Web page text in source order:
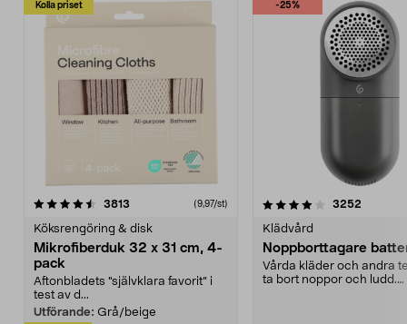
Kolla priset
3813 (9,97/st)
Köksrengöring & disk
Mikrofiberduk 32 x 31 cm, 4-
pack
Aftonbladets "självklara favorit” i
test av d...
Utförande: Grå/beige
-25%
4.0av 5 stjärnor 3252
Klädvård
Noppborttagare
Vårda kläder och andra
ta bort noppor och ludd.
4.5av 5 stjärnor